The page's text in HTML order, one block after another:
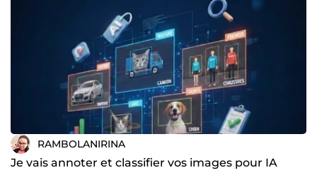
RAMBOLANIRINA
Je vais annoter et classifier vos images pour IA